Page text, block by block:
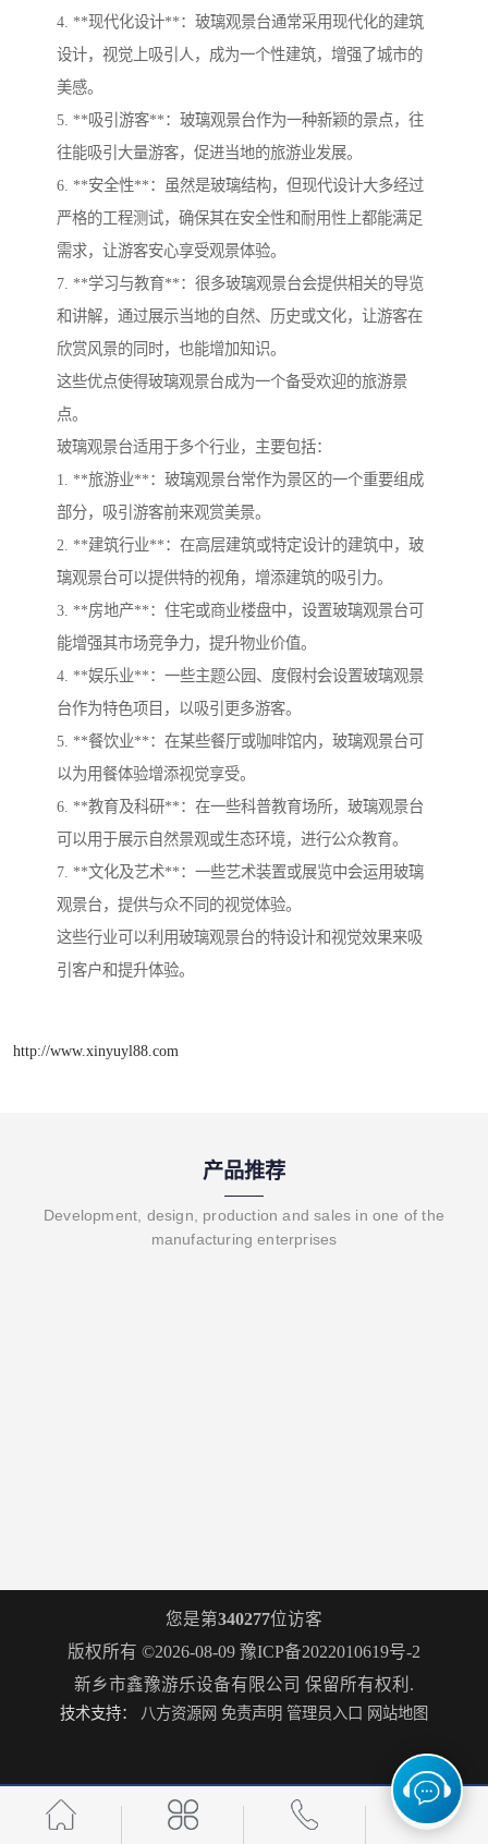
4. **现代化设计**：玻璃观景台通常采用现代化的建筑
设计，视觉上吸引人，成为一个性建筑，增强了城市的
美感。
5. **吸引游客**：玻璃观景台作为一种新颖的景点，往
往能吸引大量游客，促进当地的旅游业发展。
6. **安全性**：虽然是玻璃结构，但现代设计大多经过
严格的工程测试，确保其在安全性和耐用性上都能满足
需求，让游客安心享受观景体验。
7. **学习与教育**：很多玻璃观景台会提供相关的导览
和讲解，通过展示当地的自然、历史或文化，让游客在
欣赏风景的同时，也能增加知识。
这些优点使得玻璃观景台成为一个备受欢迎的旅游景
点。
玻璃观景台适用于多个行业，主要包括：
1. **旅游业**：玻璃观景台常作为景区的一个重要组成
部分，吸引游客前来观赏美景。
2. **建筑行业**：在高层建筑或特定设计的建筑中，玻
璃观景台可以提供特的视角，增添建筑的吸引力。
3. **房地产**：住宅或商业楼盘中，设置玻璃观景台可
能增强其市场竞争力，提升物业价值。
4. **娱乐业**：一些主题公园、度假村会设置玻璃观景
台作为特色项目，以吸引更多游客。
5. **餐饮业**：在某些餐厅或咖啡馆内，玻璃观景台可
以为用餐体验增添视觉享受。
6. **教育及科研**：在一些科普教育场所，玻璃观景台
可以用于展示自然景观或生态环境，进行公众教育。
7. **文化及艺术**：一些艺术装置或展览中会运用玻璃
观景台，提供与众不同的视觉体验。
这些行业可以利用玻璃观景台的特设计和视觉效果来吸
引客户和提升体验。
http://www.xinyuyl88.com
产品推荐
Development, design, production and sales in one of the
manufacturing enterprises
您是第340277位访客
版权所有 ©2026-08-09 豫ICP备2022010619号-2
新乡市鑫豫游乐设备有限公司 保留所有权利.
技术支持： 八方资源网 免责声明 管理员入口 网站地图